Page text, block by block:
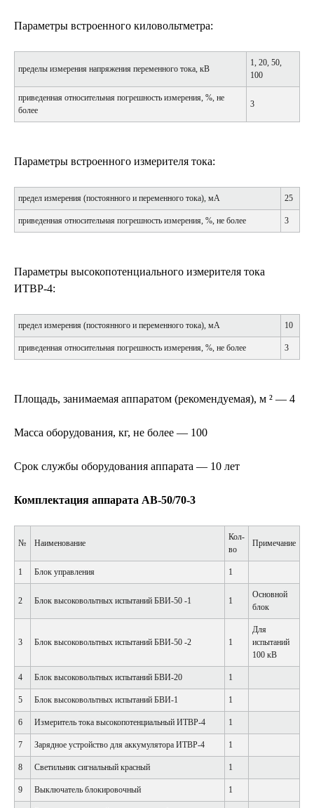
Параметры встроенного киловольтметра:
пределы измерения напряжения переменного тока, кВ
1, 20, 50,
100
приведенная относительная погрешность измерения, %, не
более
3
Параметры встроенного измерителя тока:
предел измерения (постоянного и переменного тока), мА 25
приведенная относительная погрешность измерения, %, не более 3
Параметры высокопотенциального измерителя тока
ИТВР-4:
предел измерения (постоянного и переменного тока), мА 10
приведенная относительная погрешность измерения, %, не более 3
Площадь, занимаемая аппаратом (рекомендуемая), м ² — 4
Масса оборудования, кг, не более — 100
Срок службы оборудования аппарата — 10 лет
Комплектация аппарата АВ-50/70-3
№ Наименование
Кол-
во
Примечание
1 Блок управления 1
2 Блок высоковольтных испытаний БВИ-50 -1 1
Основной
блок
3 Блок высоковольтных испытаний БВИ-50 -2 1
Для
испытаний
100 кВ
4 Блок высоковольтных испытаний БВИ-20 1
5 Блок высоковольтных испытаний БВИ-1 1
6 Измеритель тока высокопотенциальный ИТВР-4 1
7 Зарядное устройство для аккумулятора ИТВР-4 1
8 Светильник сигнальный красный 1
9 Выключатель блокировочный 1